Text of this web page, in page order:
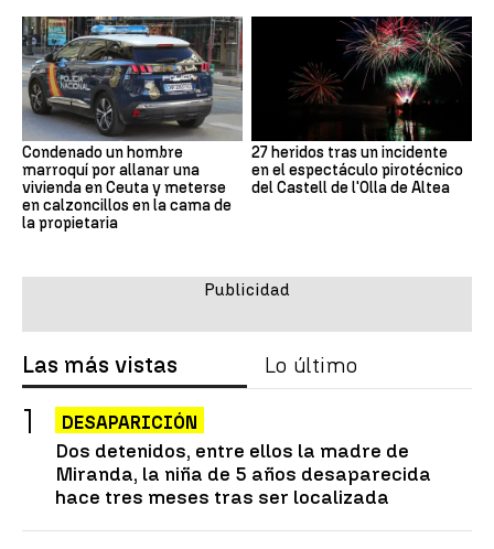
Condenado un hombre
marroquí por allanar una
vivienda en Ceuta y meterse
en calzoncillos en la cama de
la propietaria
27 heridos tras un incidente
en el espectáculo pirotécnico
del Castell de l'Olla de Altea
Las más vistas Lo último
DESAPARICIÓN
Dos detenidos, entre ellos la madre de
Miranda, la niña de 5 años desaparecida
hace tres meses tras ser localizada